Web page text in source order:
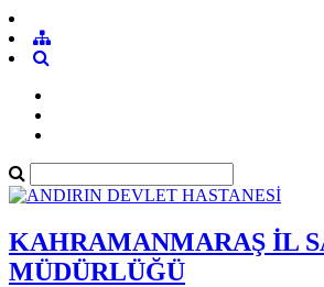
KAHRAMANMARAŞ İL
MÜDÜRLÜĞÜ